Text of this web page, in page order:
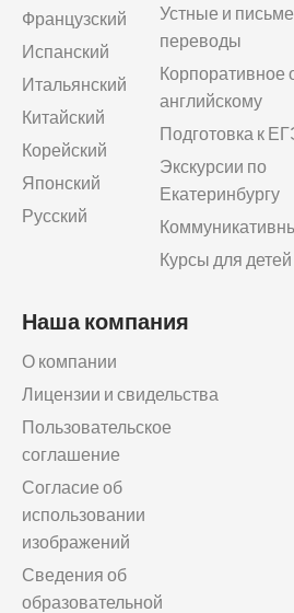
Французский
Испанский
Итальянский
Китайский
Корейский
Японский
Русский
Устные и
переводы
Корпоративное
английскому
Подготовка к
Экскурсии по
Екатеринбургу
Курсы для детей
Наша компания
О компании
Лицензии и свидельства
Пользовательское
соглашение
Согласие об
использовании
изображений
Сведения об
образовательной